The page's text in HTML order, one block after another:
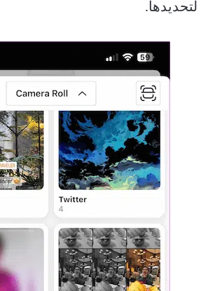
لتحديدها.